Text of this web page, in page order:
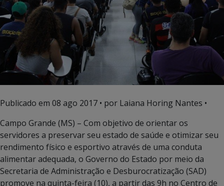
Publicado em 08 ago 2017 • por Laiana Horing Nantes •
Campo Grande (MS) – Com objetivo de orientar os
servidores a preservar seu estado de saúde e otimizar seu
rendimento físico e esportivo através de uma conduta
alimentar adequada, o Governo do Estado por meio da
Secretaria de Administração e Desburocratização (SAD)
promove na quinta-feira (10), a partir das 9h no Centro de